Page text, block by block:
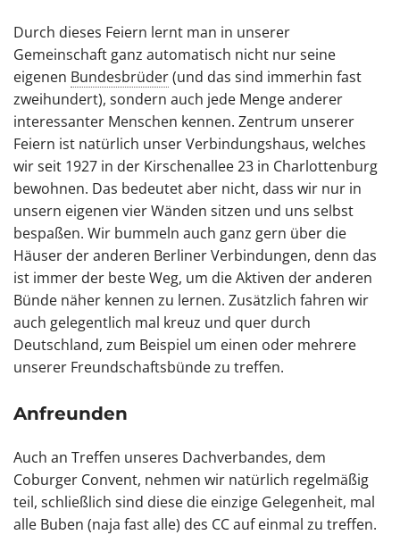
Durch dieses Feiern lernt man in unserer
Gemeinschaft ganz automatisch nicht nur seine
eigenen Bundesbrüder(und das sind immerhin fast
zweihundert), sondern auch jede Menge anderer
interessanter Menschen kennen. Zentrum unserer
Feiern ist natürlich unser Verbindungshaus, welches
wir seit 1927 in der Kirschenallee 23 in Charlottenburg
bewohnen. Das bedeutet aber nicht, dass wir nur in
unsern eigenen vier Wänden sitzen und uns selbst
bespaßen. Wir bummeln auch ganz gern über die
Häuser der anderen Berliner Verbindungen, denn das
ist immer der beste Weg, um die Aktiven der anderen
Bünde näher kennen zu lernen. Zusätzlich fahren wir
auch gelegentlich mal kreuz und quer durch
Deutschland, zum Beispiel um einen oder mehrere
unserer Freundschaftsbünde zu treffen.
Anfreunden
Auch an Treffen unseres Dachverbandes, dem
Coburger Convent, nehmen wir natürlich regelmäßig
teil, schließlich sind diese die einzige Gelegenheit, mal
alle Buben (naja fast alle) des CC auf einmal zu treffen.